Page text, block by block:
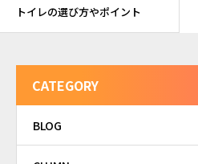
トイレの選び方やポイント
CATEGORY
BLOG